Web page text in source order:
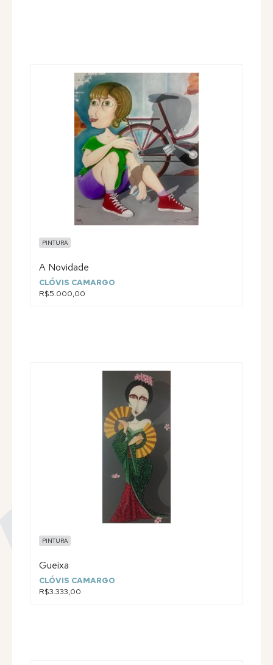
PINTURA
A Novidade
CLÓVIS CAMARGO
R$5.000,00
PINTURA
Gueixa
CLÓVIS CAMARGO
R$3.333,00